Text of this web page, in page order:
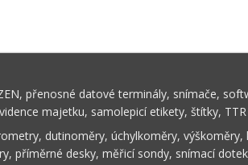
přenosné datové terminály, snímače,
majetku, samolepicí etikety, štítky, TTR
dutinoměry, úchylkoměry,
příměrné desky, měřicí sondy, snímací